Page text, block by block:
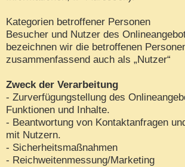
Kategorien betroffener Personen
Besucher und Nutzer des
bezeichnen wir die betroffenen
zusammenfassend auch als „Nutzer“
Zweck der Verarbeitung
- Zurverfügungstellung des
Funktionen und Inhalte.
- Beantwortung von Kontaktanfragen
mit Nutzern.
- Sicherheitsmaßnahmen
- Reichweitenmessung/Marketing